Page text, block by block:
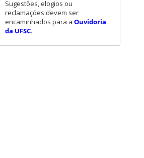
Sugestões, elogios ou
reclamações devem ser
encaminhados para a Ouvidoria
da UFSC.